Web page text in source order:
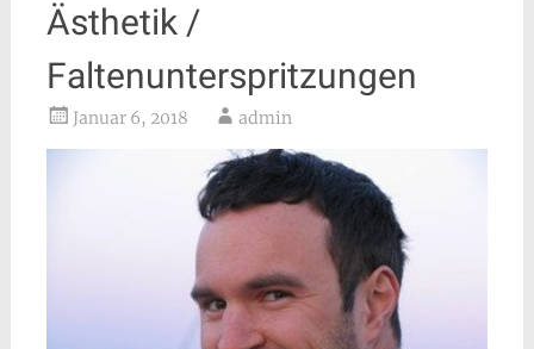
Ästhetik /
Faltenunterspritzungen
Januar 6, 2018 admin